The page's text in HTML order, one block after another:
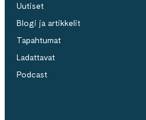
Uutiset
Blogi ja artikkelit
Tapahtumat
Ladattavat
Podcast